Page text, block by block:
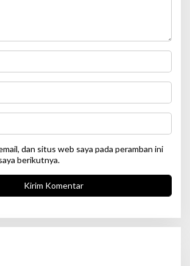
dan situs web saya pada peramban ini
berikutnya.